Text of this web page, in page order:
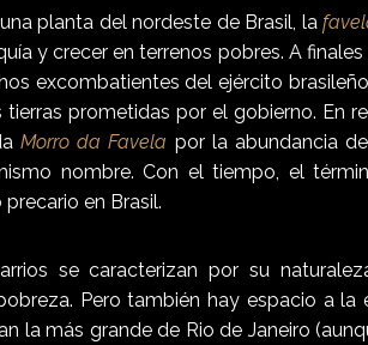
planta del nordeste de Brasil, la
y crecer en terrenos pobres. A
excombatientes del ejército
tierras prometidas por el gobierno. En
Morro da Favela por la abundancia
nombre. Con el tiempo, el
en Brasil.
se caracterizan por su
Pero también hay espacio a la
la más grande de Rio de Janeiro